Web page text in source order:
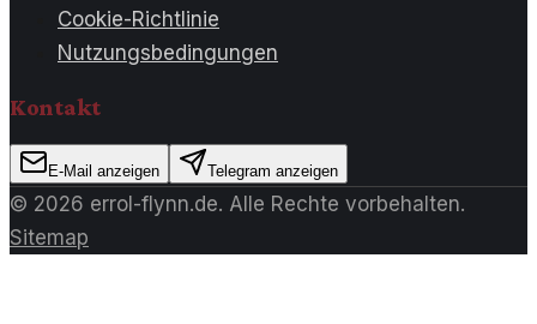
Cookie-Richtlinie
Nutzungsbedingungen
Kontakt
E-Mail anzeigen Telegram anzeigen
© 2026 errol-flynn.de. Alle Rechte vorbehalten.
Sitemap